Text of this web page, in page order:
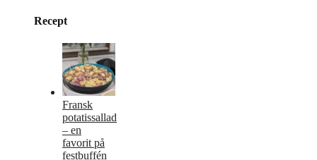
Recept
Fransk
potatissallad
– en
favorit på
festbuffén